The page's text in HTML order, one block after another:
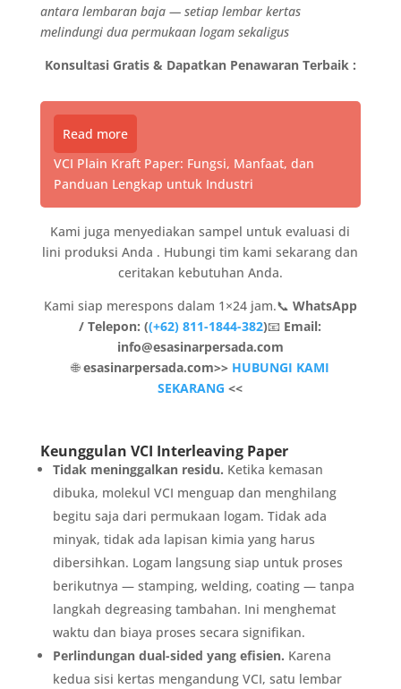
antara lembaran baja — setiap lembar kertas
melindungi dua permukaan logam sekaligus
Konsultasi Gratis & Dapatkan Penawaran Terbaik :
Read more
VCI Plain Kraft Paper: Fungsi, Manfaat, dan
Panduan Lengkap untuk Industri
Kami juga menyediakan sampel untuk evaluasi di
lini produksi Anda . Hubungi tim kami sekarang dan
ceritakan kebutuhan Anda.
Kami siap merespons dalam 1×24 jam.📞 WhatsApp
/ Telepon: ((+62) 811-1844-382)📧 Email:
info@esasinarpersada.com
🌐esasinarpersada.com>> HUBUNGI KAMI
SEKARANG <<
Keunggulan VCI Interleaving Paper
Tidak meninggalkan residu. Ketika kemasan
dibuka, molekul VCI menguap dan menghilang
begitu saja dari permukaan logam. Tidak ada
minyak, tidak ada lapisan kimia yang harus
dibersihkan. Logam langsung siap untuk proses
berikutnya — stamping, welding, coating — tanpa
langkah degreasing tambahan. Ini menghemat
waktu dan biaya proses secara signifikan.
Perlindungan dual-sided yang efisien. Karena
kedua sisi kertas mengandung VCI, satu lembar